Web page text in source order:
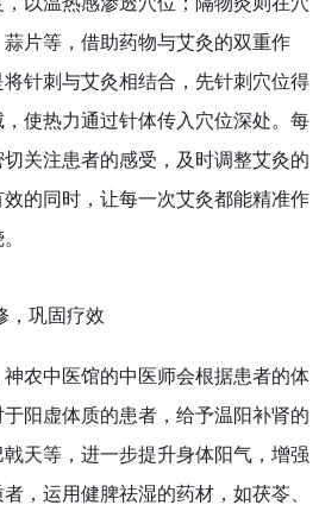
片等，借助药物与艾灸的双重作
针刺与艾灸相结合，先针刺穴位得
使热力通过针体传入穴位深处。每
关注患者的感受，及时调整艾灸的
的同时，让每一次艾灸都能精准作
，巩固疗效
农中医馆的中医师会根据患者的体
阳虚体质的患者，给予温阳补肾的
天等，进一步提升身体阳气，增强
，运用健脾祛湿的药材，如茯苓、